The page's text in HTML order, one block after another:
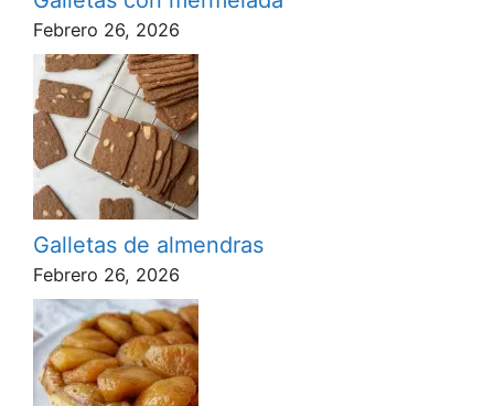
Febrero 26, 2026
Galletas de almendras
Febrero 26, 2026